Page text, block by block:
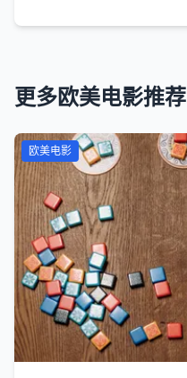
更多欧美电影推荐
欧美电影